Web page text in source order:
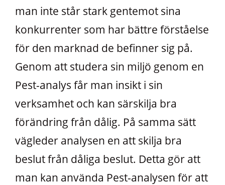
man inte står stark gentemot sina
konkurrenter som har bättre förståelse
för den marknad de befinner sig på.
Genom att studera sin miljö genom en
Pest-analys får man insikt i sin
verksamhet och kan särskilja bra
förändring från dålig. På samma sätt
vägleder analysen en att skilja bra
beslut från dåliga beslut. Detta gör att
man kan använda Pest-analysen för att